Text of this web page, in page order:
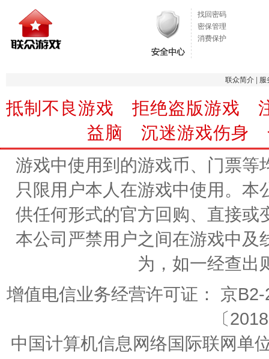
找回密码
密保管理
消费保护
联众简介| 服
抵制不良游戏 拒绝盗版游戏
益脑 沉迷游戏伤身
游戏中使用到的游戏币、门票等
只限用户本人在游戏中使用。
供任何形式的官方回购、直接或
本公司严禁用户之间在游戏中及
为，如一经查出
增值电信业务经营许可证： 京
〔
中国计算机信息网络国际联网单